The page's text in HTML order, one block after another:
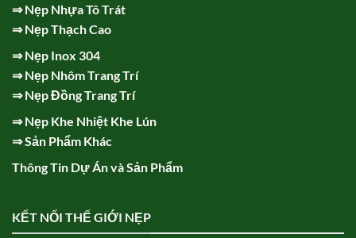
⇒Nẹp Nhựa Tô Trát
⇒Nẹp Thạch Cao
⇒Nẹp Inox 304
⇒Nẹp Nhôm Trang Trí
⇒Nẹp Đồng Trang Trí
⇒Nẹp Khe Nhiệt Khe Lún
⇒Sản Phẩm Khác
Thông Tin Dự Án và Sản Phẩm
KẾT NỐI THẾ GIỚI NẸP